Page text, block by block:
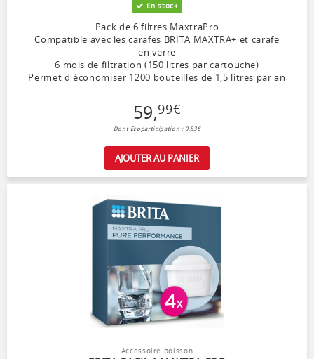
En stock
Pack de 6 filtres MaxtraPro
Compatible avec les carafes BRITA MAXTRA+ et carafe
en verre
6 mois de filtration (150 litres par cartouche)
Permet d'économiser 1200 bouteilles de 1,5 litres par an
59,99€
Dont Ecoparticipation : 0,83€
AJOUTER AU PANIER
Accessoire boisson